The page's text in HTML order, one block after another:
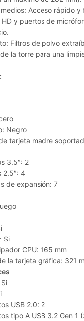
Acceso rápido y
HD y puertos de
Filtros de polvo
la torre para una
Negro
tarjeta madre
3.5″: 2
2.5″: 4
de expansión: 7
Si
CPU: 165 mm
la tarjeta gráfica: 321
USB 2.0: 2
tipo A USB 3.2 Gen 1